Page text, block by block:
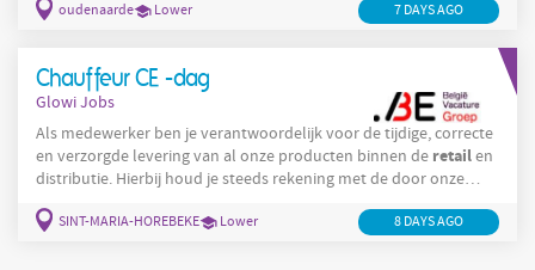
ontvangen en adviseren Kassawerk en afrekenen van aankopen
oudenaarde Lower 7 DAYS AGO
Chauffeur CE -dag
Glowi Jobs
Als medewerker ben je verantwoordelijk voor de tijdige, correcte
en verzorgde levering van al onze producten binnen de retailen
distributie. Hierbij houd je steeds rekening met de door onze
veiligheid, die nauwgezet gevolgd dienen te worden. Je werkt
SINT-MARIA-HOREBEKE Lower 8 DAYS AGO